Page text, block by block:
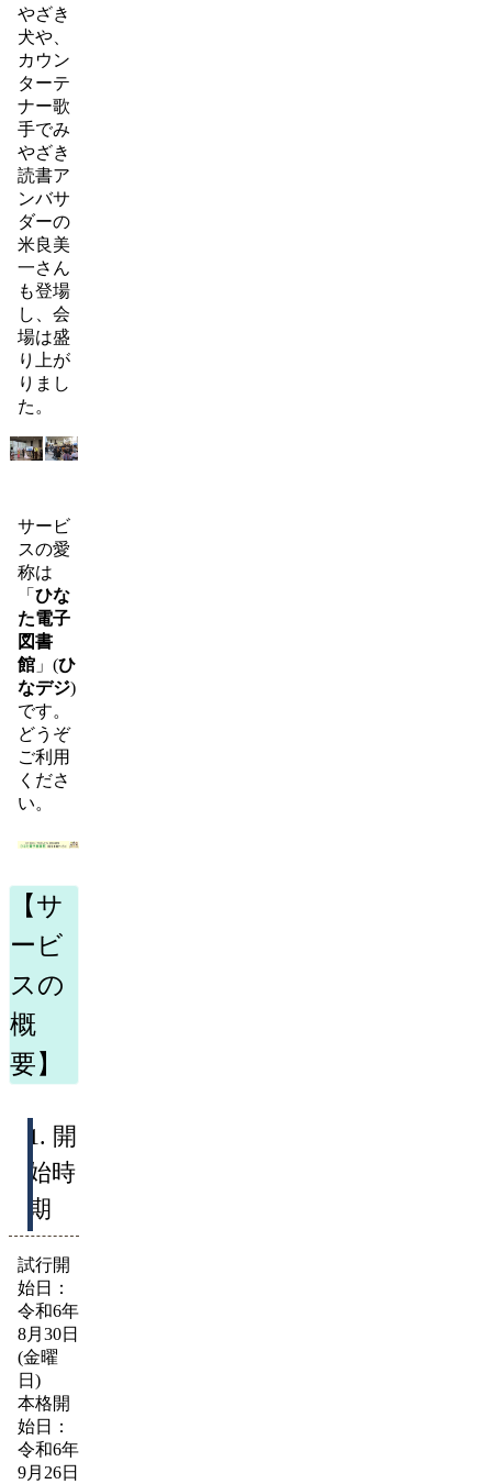
やざき
犬や、
カウン
ターテ
ナー歌
手でみ
やざき
読書ア
ンバサ
ダーの
米良美
一さん
も登場
し、会
場は盛
り上が
りまし
た。
サービ
スの愛
称は
「 ひな
た電子
図書
館 」(ひ
なデジ)
です。
どうぞ
ご利用
くださ
い。
【サ
ービ
スの
概
要】
1. 開
始時
期
試行開
始日：
令和6年
8月30日
(金曜
日)
本格開
始日：
令和6年
9月26日